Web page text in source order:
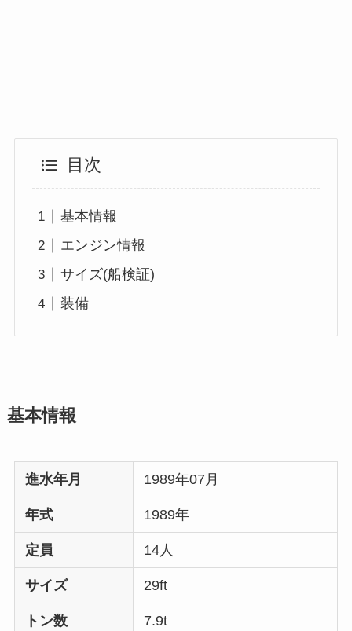
目次
基本情報
エンジン情報
サイズ(船検証)
装備
基本情報
進水年月 1989年07月
年式 1989年
定員 14人
サイズ 29ft
トン数 7.9t